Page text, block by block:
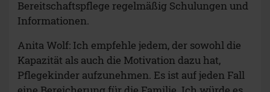
Bereitschaftspflege regelmäßig Schulungen und
Informationen.
Anita Wolf: Ich empfehle jedem, der sowohl die
Kapazität als auch die Motivation dazu hat,
Pflegekinder aufzunehmen. Es ist auf jeden Fall